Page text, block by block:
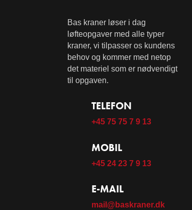
Bas kraner løser i dag
løfteopgaver med alle typer
kraner, vi tilpasser os kundens
behov og kommer med netop
det materiel som er nødvendigt
til opgaven.
TELEFON
+45 75 75 7 9 13
MOBIL
+45 24 23 7 9 13
E-MAIL
mail@baskraner.dk